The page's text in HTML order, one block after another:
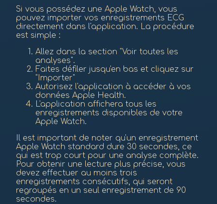
Si vous possédez une Apple Watch, vous
pouvez importer vos enregistrements ECG
directement dans l'application. La procédure
est simple :
Allez dans la section "Voir toutes les
analyses".
Faites défiler jusqu'en bas et cliquez sur
"Importer"
Autorisez l'application à accéder à vos
données Apple Health.
L'application affichera tous les
enregistrements disponibles de votre
Apple Watch.
Il est important de noter qu'un enregistrement
Apple Watch standard dure 30 secondes, ce
qui est trop court pour une analyse complète.
Pour obtenir une lecture plus précise, vous
devez effectuer au moins trois
enregistrements consécutifs, qui seront
regroupés en un seul enregistrement de 90
secondes.